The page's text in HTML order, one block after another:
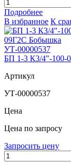
Подробнее
В избранное К
БП 1-3 К3/4"-100-
Артикул
УТ-00000537
Цена
Цена по запросу
Запросить цену